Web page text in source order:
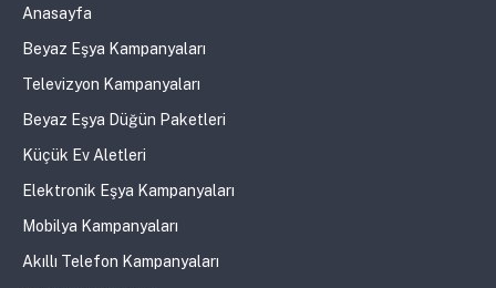
Anasayfa
Beyaz Eşya Kampanyaları
Televizyon Kampanyaları
Beyaz Eşya Düğün Paketleri
Küçük Ev Aletleri
Elektronik Eşya Kampanyaları
Mobilya Kampanyaları
Akıllı Telefon Kampanyaları